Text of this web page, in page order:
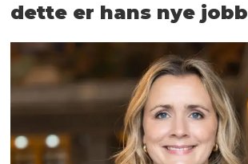
dette er hans nye jobb